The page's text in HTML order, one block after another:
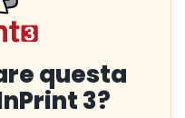
questa
3?